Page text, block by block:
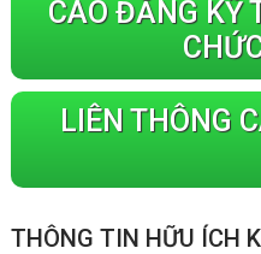
CAO ĐẲNG KỸ
LIÊN THÔNG
THÔNG TIN HỮU ÍCH